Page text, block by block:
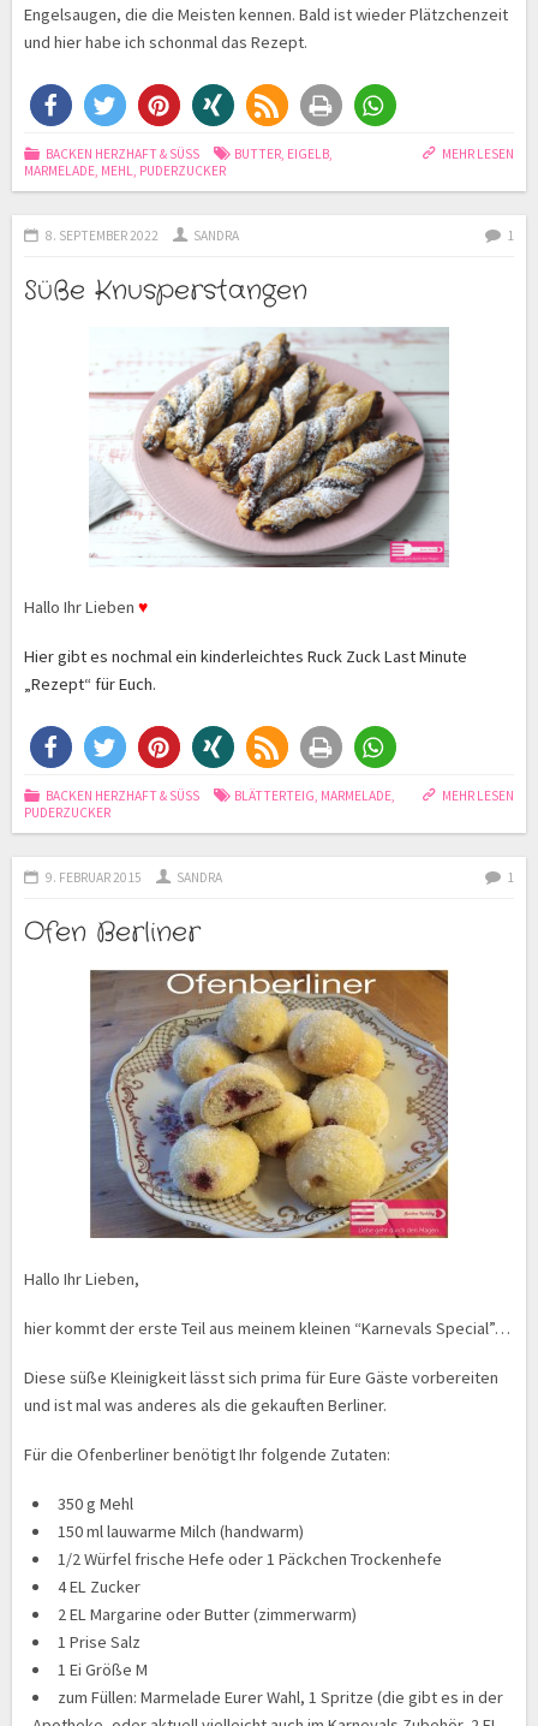
Engelsaugen, die die Meisten kennen. Bald ist wieder Plätzchenzeit
und hier habe ich schonmal das Rezept.
MEHR LESEN
BACKEN HERZHAFT & SÜSS BUTTER, EIGELB,
MARMELADE, MEHL, PUDERZUCKER
8. SEPTEMBER 2022 SANDRA 1
Süße Knusperstangen
Hallo Ihr Lieben ♥
Hier gibt es nochmal ein kinderleichtes Ruck Zuck Last Minute
„Rezept“ für Euch.
MEHR LESEN
BACKEN HERZHAFT & SÜSS BLÄTTERTEIG, MARMELADE,
PUDERZUCKER
9. FEBRUAR 2015 SANDRA 1
Ofen Berliner
Hallo Ihr Lieben,
hier kommt der erste Teil aus meinem kleinen “Karnevals Special”…
Diese süße Kleinigkeit lässt sich prima für Eure Gäste vorbereiten
und ist mal was anderes als die gekauften Berliner.
Für die Ofenberliner benötigt Ihr folgende Zutaten:
350 g Mehl
150 ml lauwarme Milch (handwarm)
1/2 Würfel frische Hefe oder 1 Päckchen Trockenhefe
4 EL Zucker
2 EL Margarine oder Butter (zimmerwarm)
1 Prise Salz
1 Ei Größe M
zum Füllen: Marmelade Eurer Wahl, 1 Spritze (die gibt es in der